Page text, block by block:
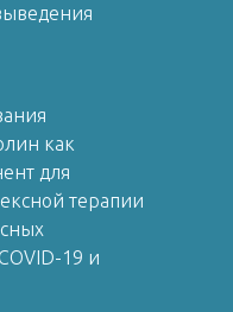
как
для
терапии
19 и